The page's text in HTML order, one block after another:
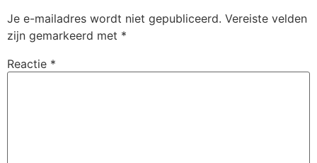
Je e-mailadres wordt niet gepubliceerd. Vereiste velden
zijn gemarkeerd met *
Reactie *